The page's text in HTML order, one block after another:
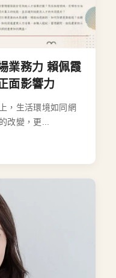
業務力 賴佩霞
面影響力
，生活環境如同網
改變，更...